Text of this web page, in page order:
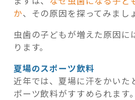
か、その原因を探ってみまし
虫歯の子どもが増えた原因に
ります。
夏場のスポーツ飲料
近年では、夏場に汗をかいた
ポーツ飲料がすすめられます。